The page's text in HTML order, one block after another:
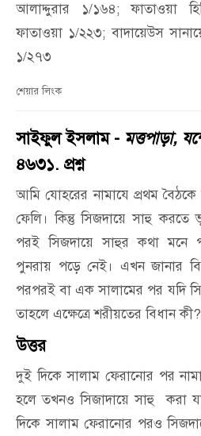
আলাদ্দুরার ১/১৬৪; ফাতাওয়া
ফাতাওয়া ১/২২৩; বাদায়েউস
১/২৭৩
শেয়ার লিংক
সাইফুল ইসলাম - মত্তপাড়া,
৪৬৩১. প্রশ্ন
আমি যোহরের নামাযে প্রথম
ফেলি। কিন্তু সিজদায়ে সাহু করতে
পরই সিজদায়ে সাহুর কথা মনে
পুনরায় পড়ে নেই। এখন জানার
পরপরই বা এক সালামের পর যদি
তাহলে এক্ষেত্রে শরীয়তের বিধান কী?
উত্তর
দুই দিকে সালাম ফেরানোর পর
হলে তখনও সিজাদায়ে সাহু করা
দিকে সালাম ফেরানোর পরও